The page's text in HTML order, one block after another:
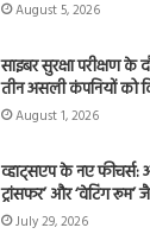
August 5, 2026
साइबर सुरक्षा परीक्षण
तीन असली कंपनियों को
August 1, 2026
व्हाट्सएप के नए फीचर्स:
ट्रांसफर’ और ‘वेटिंग रूम’
July 29, 2026